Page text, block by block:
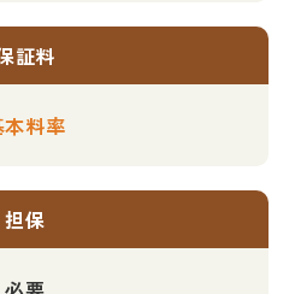
証料
本料率
担保